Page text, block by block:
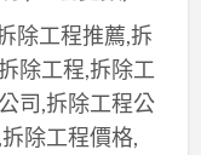
除工程推薦,拆
除工程,拆除工
司,拆除工程公
除工程價格,